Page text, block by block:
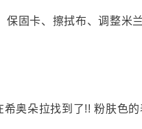
保固卡、擦拭布、调整米
奥朵拉找到了!! 粉肤色